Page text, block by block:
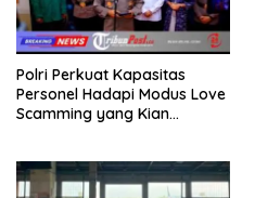
Polri Perkuat Kapasitas
Personel Hadapi Modus Love
Scamming yang Kian